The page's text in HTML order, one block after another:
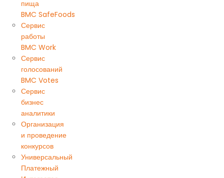
пища
BMC SafeFoods
Сервис
работы
BMC Work
Сервис
голосований
BMC Votes
Сервис
бизнес
аналитики
Организация
и проведение
конкурсов
Универсальный
Платежный